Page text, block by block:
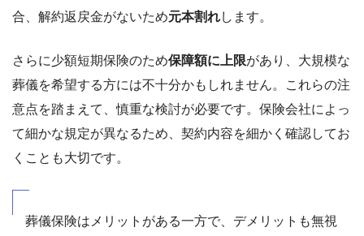
合、解約返戻金がないため元本割れします。
さらに少額短期保険のため保障額に上限があり、大規模な
葬儀を希望する方には不十分かもしれません。これらの注
意点を踏まえて、慎重な検討が必要です。保険会社によっ
て細かな規定が異なるため、契約内容を細かく確認してお
くことも大切です。
葬儀保険はメリットがある一方で、デメリットも無視